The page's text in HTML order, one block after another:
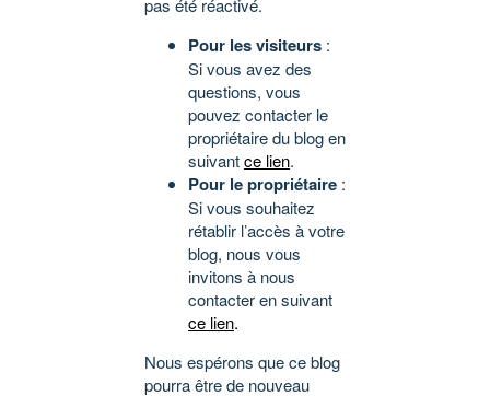
pas été réactivé.
Pour les visiteurs :
Si vous avez des
questions, vous
pouvez contacter le
propriétaire du blog en
suivantce lien.
Pour le propriétaire :
Si vous souhaitez
rétablir l’accès à votre
blog, nous vous
invitons à nous
contacter en suivant
ce lien.
Nous espérons que ce blog
pourra être de nouveau